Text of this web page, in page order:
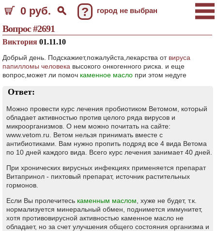
0 руб. ? город не выбран
Вопрос #2691
Виктория 01.11.10
Добрый день. Подскажиет,пожалуйста,лекарства от вируса
папилломы человека высокого онкогенного риска. и еще
вопрос,может ли помоч каменное масло при этом недуге
Ответ:
Можно провести курс лечения пробиотиком Ветомом, который
обладает активностью против целого ряда вирусов и
микроорганизмов. О нем можно почитать на сайте:
www.vetom.ru. Ветом нельзя принимать вместе с
антибиотиками. Вам нужно пропить подряд все 4 вида Ветома
по 10 дней каждого вида. Всего курс лечения занимает 40 дней.
При хронических вирусных инфекциях применяется препарат
Витапринол - пихтовый препарат, источник растительных
гормонов.
Если Вы пролечитесь каменным маслом , хуже не будет, т.к.
нормализуется минеральный обмен, поднимется иммунитет,
хотя противовирусной активностью каменное масло не
обладает, но за счет улучшения общего состояния организма и